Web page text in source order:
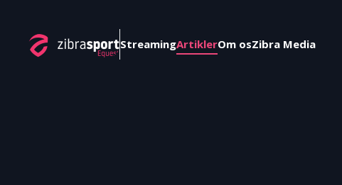
Skip to main content
StreamingArtiklerOm osZibra Media